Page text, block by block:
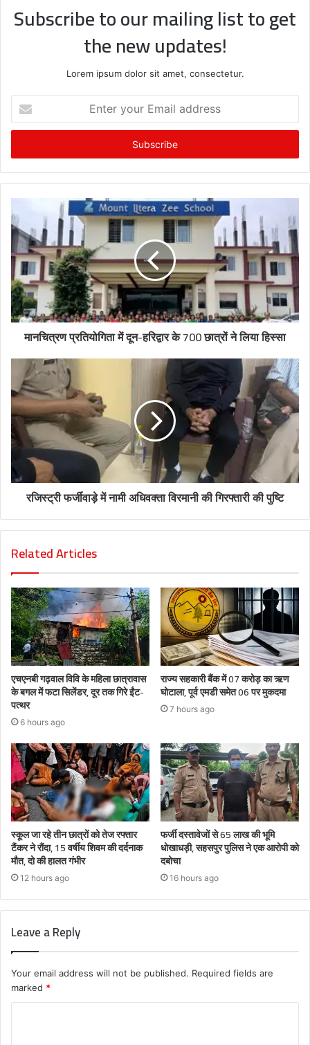
Subscribe to our mailing list to get
the new updates!
Lorem ipsum dolor sit amet, consectetur.
your
Email
मानचित्रण प्रतियोगिता में दून-हरिद्वार के 700 छात्रों ने लिया हिस्सा
रजिस्ट्री फर्जीवाड़े में नामी अधिवक्ता विरमानी की गिरफ्तारी की पुष्टि
Related Articles
एचएनबी गढ़वाल विवि के महिला छात्रावास
के बगल में फटा सिलेंडर, दूर तक गिरे ईंट-
पत्थर
6 hours ago
राज्य सहकारी बैंक में 07 करोड़ का ऋण
घोटाला, पूर्व एमडी समेत 06 पर मुकदमा
7 hours ago
स्कूल जा रहे तीन छात्रों को तेज रफ्तार
टैंकर ने रौंदा, 15 वर्षीय शिवम की दर्दनाक
मौत, दो की हालत गंभीर
12 hours ago
फर्जी दस्तावेजों से 65 लाख की भूमि
धोखाधड़ी, सहसपुर पुलिस ने एक आरोपी को
दबोचा
16 hours ago
Leave a Reply
Your email address will not be published. Required fields are
marked *